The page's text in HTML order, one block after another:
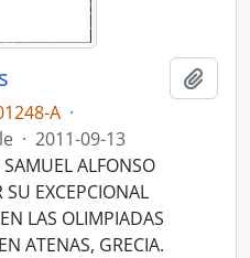
A ·
· 2011-09-13
ALFONSO
EXCEPCIONAL
LAS OLIMPIADAS
ATENAS, GRECIA.